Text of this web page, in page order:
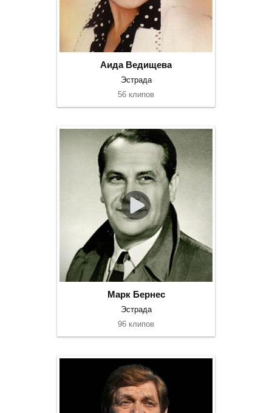
Аида Ведищева
Эстрада
56 клипов
Марк Бернес
Эстрада
96 клипов